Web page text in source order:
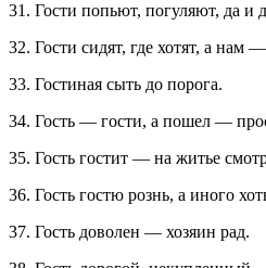
31. Гости попьют, погуляют, да и
32. Гости сидят, где хотят, а нам —
33. Гостиная сыть до порога.
34. Гость — гости, а пошел —
35. Гость гостит — на житье
36. Гость гостю рознь, а иного
37. Гость доволен — хозяин рад.